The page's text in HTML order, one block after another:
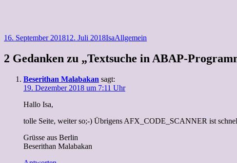
Veröffentlicht
16. September 201812. Juli 2018Autor
IsaKategorien
Allgemein
2 Gedanken zu „Textsuche in ABAP-
Beserithan Malabakan sagt:
19. Dezember 2018 um 7:11 Uhr
Hallo Isa,
tolle Seite, weiter so;-) Übrigens AFX_CODE_SCANNER ist
Grüsse aus Berlin
Beserithan Malabakan